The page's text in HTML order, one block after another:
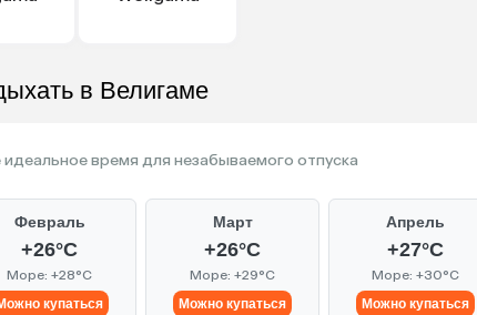
в Велигаме
время для незабываемого отпуска
Февраль
+26°C
Море: +28°C
купаться
Март
+26°C
Море: +29°C
Можно купаться
Апрель
+27°C
Море: +30°C
Можно купаться